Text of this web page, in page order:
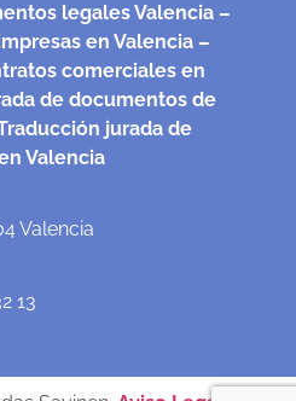
legales Valencia –
en Valencia –
comerciales en
de documentos de
jurada de
Valencia
Valencia
13